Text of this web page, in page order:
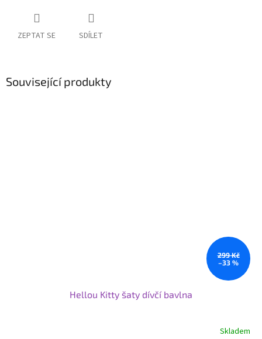
ZEPTAT SE SDÍLET
Související produkty
299 Kč
–33 %
Hellou Kitty šaty dívčí bavlna
Skladem